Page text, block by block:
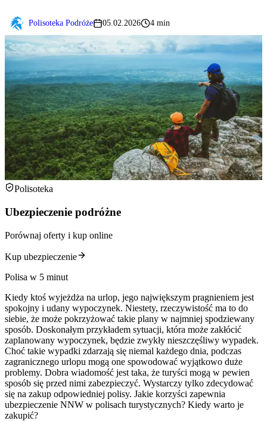
Polisoteka Podróże 05.02.2026 4 min
Polisoteka
Ubezpieczenie podróżne
Porównaj oferty i kup online
Kup ubezpieczenie
Polisa w 5 minut
Kiedy ktoś wyjeżdża na urlop, jego największym pragnieniem jest
spokojny i udany wypoczynek. Niestety, rzeczywistość ma to do
siebie, że może pokrzyżować takie plany w najmniej spodziewany
sposób. Doskonałym przykładem sytuacji, która może zakłócić
zaplanowany wypoczynek, będzie zwykły nieszczęśliwy wypadek.
Choć takie wypadki zdarzają się niemal każdego dnia, podczas
zagranicznego urlopu mogą one spowodować wyjątkowo duże
problemy. Dobra wiadomość jest taka, że turyści mogą w pewien
sposób się przed nimi zabezpieczyć. Wystarczy tylko zdecydować
się na zakup odpowiedniej polisy. Jakie korzyści zapewnia
ubezpieczenie NNW w polisach turystycznych? Kiedy warto je
zakupić?